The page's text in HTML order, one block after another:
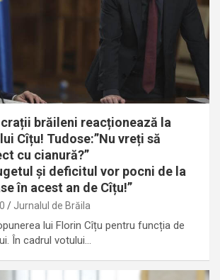
brăileni reacționează la
Cîțu! Tudose:”Nu vreți să
cu cianură?”
și deficitul vor pocni de la
în acest an de Cîțu!”
Jurnalul de Brăila
lui Florin Cîțu pentru funcția de
În cadrul votului…